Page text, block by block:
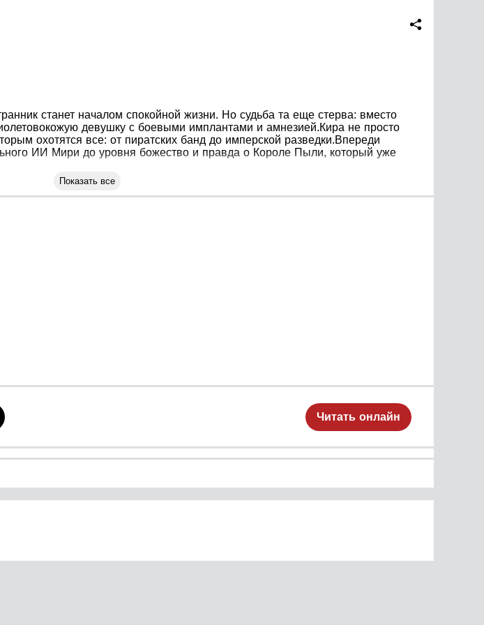
станет началом спокойной жизни. Но судьба та еще стерва: вместо
девушку с боевыми имплантами и амнезией.Кира не просто
охотятся все: от пиратских банд до имперской разведки.Впереди
ИИ Мири до уровня божество и правда о Короле Пыли, который уже
Показать все
Читать онлайн